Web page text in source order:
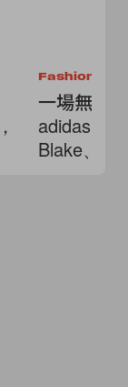
Fashion
一場無法
adidas
Blake、